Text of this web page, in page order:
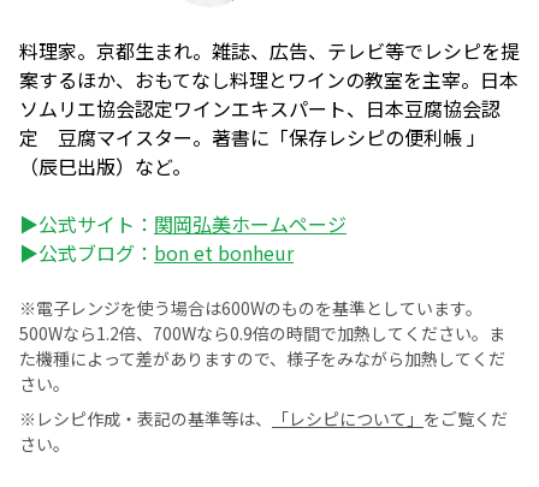
料理家。京都生まれ。雑誌、広告、テレビ等でレシピを提
案するほか、おもてなし料理とワインの教室を主宰。日本
ソムリエ協会認定ワインエキスパート、日本豆腐協会認
定 豆腐マイスター。著書に「保存レシピの便利帳 」
（辰巳出版）など。
▶公式サイト： 関岡弘美ホームページ
▶公式ブログ： bon et bonheur
※電子レンジを使う場合は600Wのものを基準としています。
500Wなら1.2倍、700Wなら0.9倍の時間で加熱してください。ま
た機種によって差がありますので、様子をみながら加熱してくだ
さい。
※レシピ作成・表記の基準等は、
「レシピについて」 をご覧くだ
さい。